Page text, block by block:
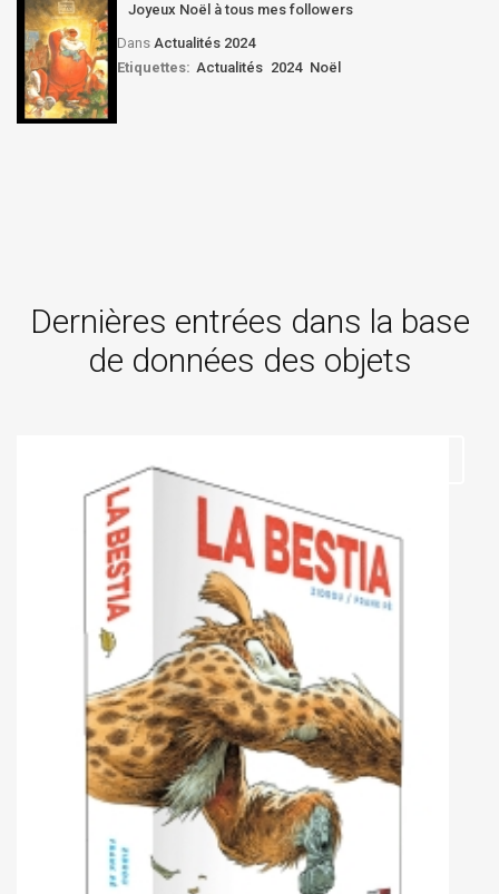
Joyeux Noël à tous mes followers
Dans Actualités 2024
Etiquettes: Actualités 2024 Noël
Dernières entrées dans la base
de données des objets